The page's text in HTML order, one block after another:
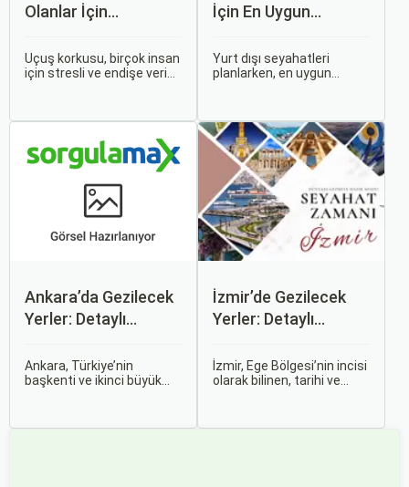
Olanlar İçin
Uçuş korkusu, birçok insan
için stresli ve endişe verici
için büyük bir sorun teşkil
edebilir.
İçin En Uygun
Yurt dışı seyahatleri
planlarken, en uygun
daha keyifli bir tatil
geçirmenizi sağlar. Bu
yazıda, mevsimsel
değişiklikleri, özel tatil
günlerini ve Sorgulamax.
Ankara’da Gezilecek
Yerler: Detaylı
Ankara, Türkiye’nin
başkenti ve ikinci büyük
İzmir’de Gezilecek
Yerler: Detaylı
İzmir, Ege Bölgesi’nin incisi
olarak bilinen, tarihi ve